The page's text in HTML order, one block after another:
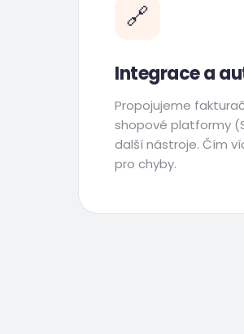
🔗
Integrace a
Propojujeme
shopové platformy
další nástroje. Čím
pro chyby.